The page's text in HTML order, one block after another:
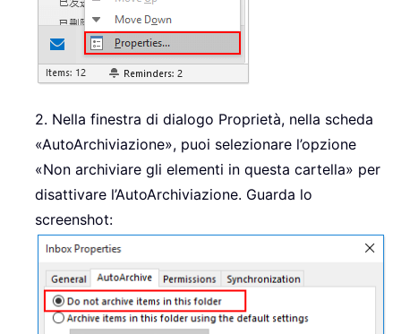
2. Nella finestra di dialogo Proprietà, nella scheda
«AutoArchiviazione», puoi selezionare l’opzione
«Non archiviare gli elementi in questa cartella» per
disattivare l’AutoArchiviazione. Guarda lo
screenshot: